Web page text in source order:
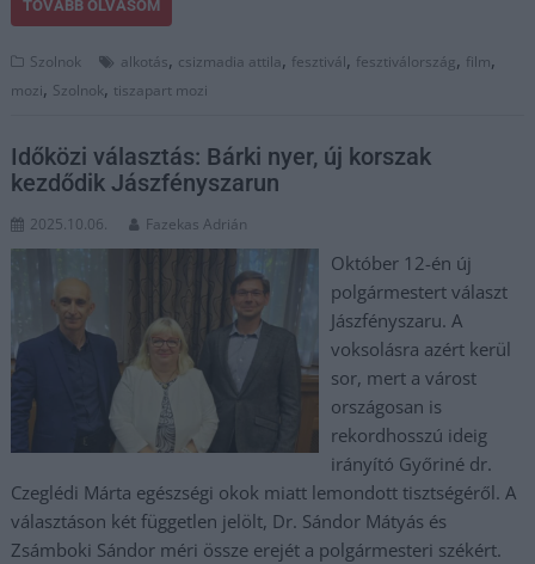
TOVÁBB OLVASOM
Szolnok alkotás, csizmadia attila, fesztivál, fesztiválország, film,
mozi, Szolnok, tiszapart mozi
Időközi választás: Bárki nyer, új korszak
kezdődik Jászfényszarun
2025.10.06. Fazekas Adrián
Október 12-én új
polgármestert választ
Jászfényszaru. A
voksolásra azért kerül
sor, mert a várost
országosan is
rekordhosszú ideig
irányító Győriné dr.
Czeglédi Márta egészségi okok miatt lemondott tisztségéről. A
választáson két független jelölt, Dr. Sándor Mátyás és
Zsámboki Sándor méri össze erejét a polgármesteri székért.